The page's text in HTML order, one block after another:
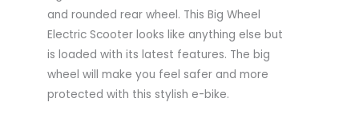
and rounded rear wheel. This Big Wheel
Electric Scooter looks like anything else but
is loaded with its latest features. The big
wheel will make you feel safer and more
protected with this stylish e-bike.